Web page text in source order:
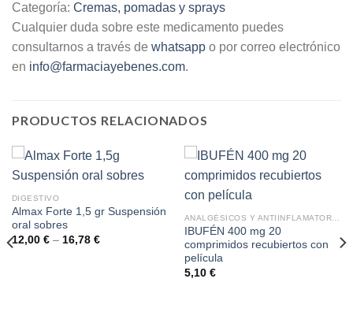
Categoría: Cremas, pomadas y sprays
Cualquier duda sobre este medicamento puedes
consultarnos a través de whatsapp o por correo electrónico
en info@farmaciayebenes.com.
PRODUCTOS RELACIONADOS
DIGESTIVO
Almax Forte 1,5 gr Suspensión
oral sobres
12,00 €– 16,78 €
IBUFÉN 400 mg 20
comprimidos recubiertos con
película
5,10 €